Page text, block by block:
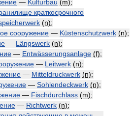
— Kulturbau (m);
краткосрочного
(n);
сооружение — Küstenschutzwerk (n);
— Längswerk (n);
— Entwässerungsanlage (f);
— Leitwerk (n);
— Mitteldruckwerk (n);
— Sohlendeckwerk (n);
— Fischdurchlass (m);
— Richtwerk (n);